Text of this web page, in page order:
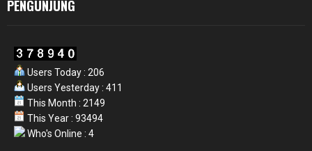
PENGUNJUNG
Users Today : 206
Users Yesterday : 411
This Month : 2149
This Year : 93494
Who's Online : 4